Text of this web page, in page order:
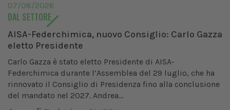
07/08/2026
DAL SETTORE
AISA-Federchimica, nuovo Consiglio: Carlo Gazza
eletto Presidente
Carlo Gazza è stato eletto Presidente di AISA-
Federchimica durante l’Assemblea del 29 luglio, che ha
rinnovato il Consiglio di Presidenza fino alla conclusione
del mandato nel 2027. Andrea...